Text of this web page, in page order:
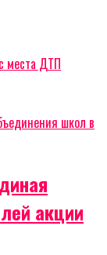
места ДТП
школ в
акции